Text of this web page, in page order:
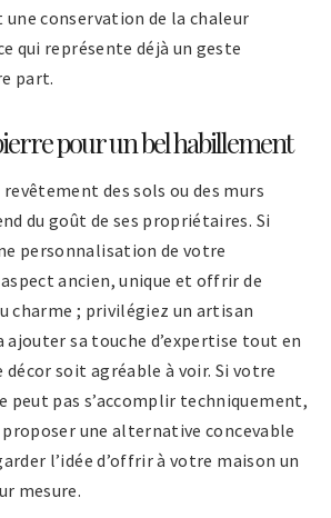
conservation de la chaleur
qui représente déjà un geste
part.
pour un bel habillement
des sols ou des murs
du goût de ses propriétaires. Si
personnalisation de votre
ancien, unique et offrir de
charme ; privilégiez un artisan
ajouter sa touche d’expertise tout en
décor soit agréable à voir. Si votre
peut pas s’accomplir techniquement,
proposer une alternative concevable
l’idée d’offrir à votre maison un
mesure.